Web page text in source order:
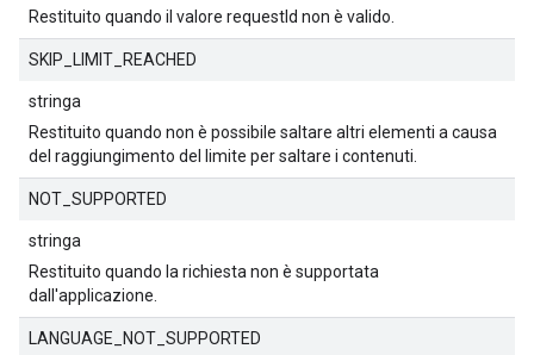
Restituito quando il valore requestId non è valido.
SKIP_LIMIT_REACHED
stringa
Restituito quando non è possibile saltare altri elementi a causa
del raggiungimento del limite per saltare i contenuti.
NOT_SUPPORTED
stringa
Restituito quando la richiesta non è supportata
dall'applicazione.
LANGUAGE_NOT_SUPPORTED